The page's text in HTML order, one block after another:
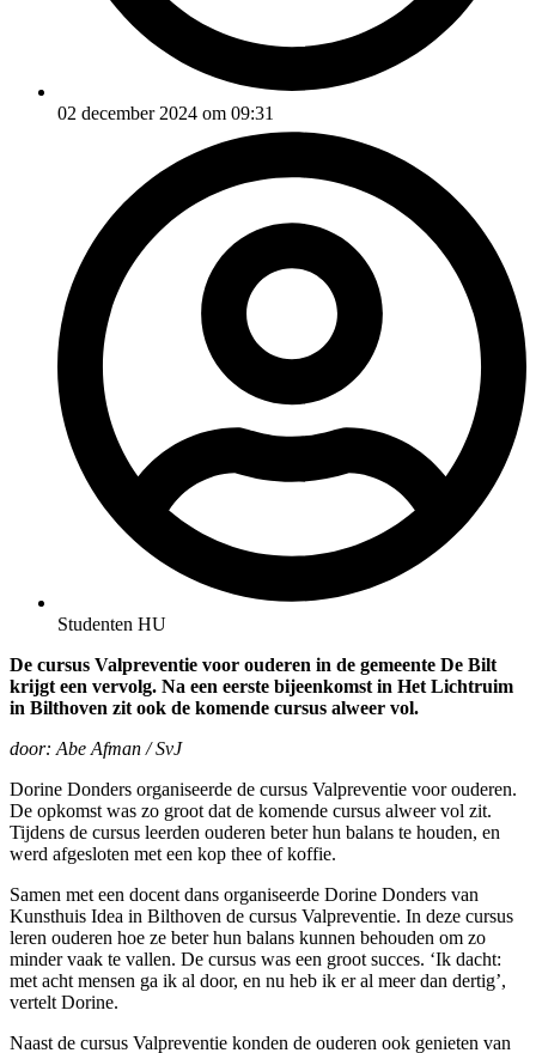
02 december 2024 om 09:31
Studenten HU
De cursus Valpreventie voor ouderen in de gemeente De Bilt
krijgt een vervolg. Na een eerste bijeenkomst in Het Lichtruim
in Bilthoven zit ook de komende cursus alweer vol.
door: Abe Afman / SvJ
Dorine Donders organiseerde de cursus Valpreventie voor ouderen.
De opkomst was zo groot dat de komende cursus alweer vol zit.
Tijdens de cursus leerden ouderen beter hun balans te houden, en
werd afgesloten met een kop thee of koffie.
Samen met een docent dans organiseerde Dorine Donders van
Kunsthuis Idea in Bilthoven de cursus Valpreventie. In deze cursus
leren ouderen hoe ze beter hun balans kunnen behouden om zo
minder vaak te vallen. De cursus was een groot succes. ‘Ik dacht:
met acht mensen ga ik al door, en nu heb ik er al meer dan dertig’,
vertelt Dorine.
Naast de cursus Valpreventie konden de ouderen ook genieten van